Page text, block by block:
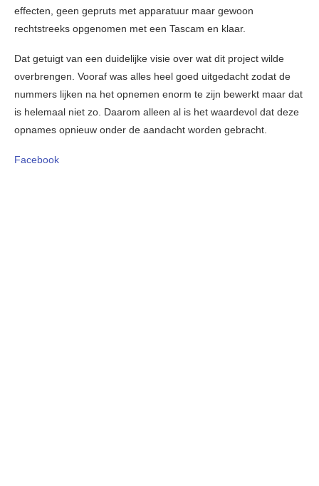
effecten, geen gepruts met apparatuur maar gewoon
rechtstreeks opgenomen met een Tascam en klaar.
Dat getuigt van een duidelijke visie over wat dit project wilde
overbrengen. Vooraf was alles heel goed uitgedacht zodat de
nummers lijken na het opnemen enorm te zijn bewerkt maar dat
is helemaal niet zo. Daarom alleen al is het waardevol dat deze
opnames opnieuw onder de aandacht worden gebracht.
Facebook